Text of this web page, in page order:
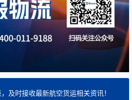
及时接收最新航空货运相关资讯！